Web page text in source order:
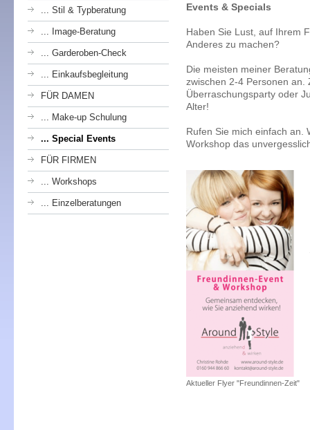
... Stil & Typberatung
... Image-Beratung
... Garderoben-Check
... Einkaufsbegleitung
FÜR DAMEN
... Make-up Schulung
... Special Events
FÜR FIRMEN
... Workshops
... Einzelberatungen
Events & Specials
Haben Sie Lust, auf Ihrem
Anderes zu machen?
Die meisten meiner
zwischen 2-4 Personen
Überraschungsparty oder
Alter!
Rufen Sie mich einfach an.
Workshop das
Aktueller Flyer "Freundinnen-Zeit"